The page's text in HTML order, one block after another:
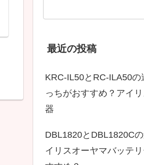
最近の投稿
KRC-IL50とRC-ILA50
っちがおすすめ？アイ
器
DBL1820とDBL1820C
イリスオーヤマバッテ